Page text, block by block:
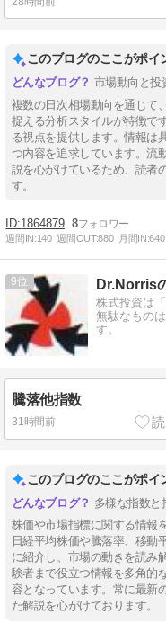
このブログのここがポイ
市場動向と投
複数の日次相場動向を通じて
捉える分析スタイルが特徴で
る視点を提供します。情報は
つ内容を追求しています。流
説を心がけているため、読者
す。
1864879 8
週間IN:140 週間OUT:880 月間IN:640
9 Dr.Norris
株式投資は
無駄なもの
す。
騰落他指数
31時間前
このブログのここがポイ
多様な指数と
株価や市場指標に関する情報
日経平均株価や騰落率、移動
に紹介し、市場の動きを読み
験者まで役立つ情報を多角的
容となっています。常に最新
た解説を心がけております。